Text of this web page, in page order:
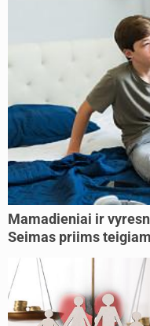
Mamadieniai ir
Seimas priims